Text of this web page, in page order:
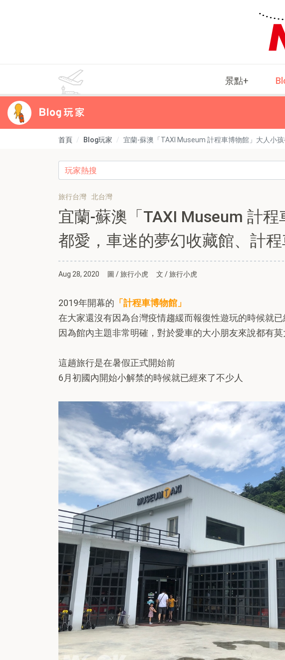
景點+
首頁 Blog玩家 宜蘭-蘇澳「TAXI Museum 計程車博物館」大人小
旅行台灣 北台灣
宜蘭-蘇澳「TAXI Museum 計
都愛，車迷的夢幻收藏館、計
Aug 28, 2020 圖 / 旅行小虎 文 / 旅行小虎
2019年開幕的 「計程車博物館」
在大家還沒有因為台灣疫情趨緩而報復性遊玩的時候就
因為館內主題非常明確，對於愛車的大小朋友來說都有
這趟旅行是在暑假正式開始前
6月初國內開始小解禁的時候就已經來了不少人